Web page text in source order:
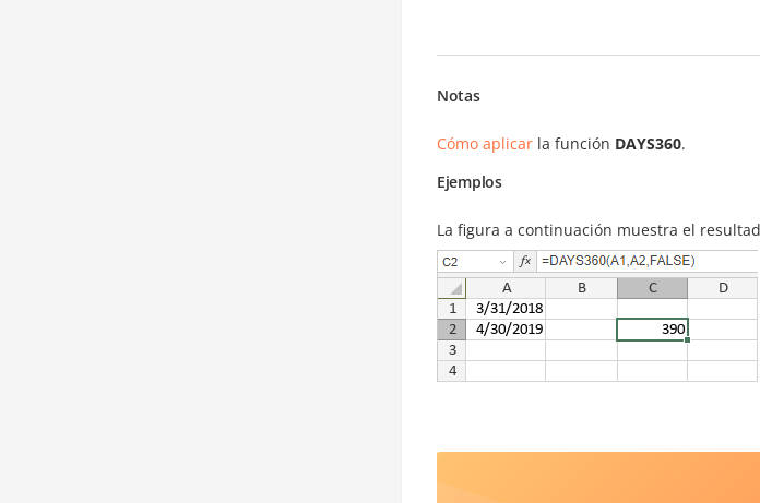
Notas
Cómo aplicar la función DAYS360.
Ejemplos
La figura a continuación muestra el